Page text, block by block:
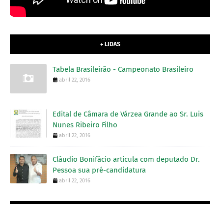
+ LIDAS
Tabela Brasileirão - Campeonato Brasileiro
abril 22, 2016
Edital de Câmara de Várzea Grande ao Sr. Luis
Nunes Ribeiro Filho
abril 22, 2016
Cláudio Bonifácio articula com deputado Dr.
Pessoa sua pré-candidatura
abril 22, 2016